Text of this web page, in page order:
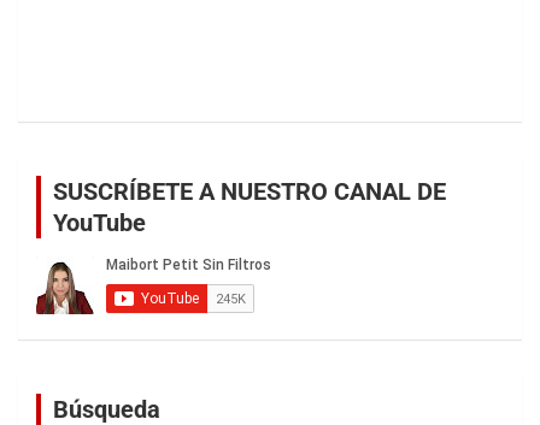
SUSCRÍBETE A NUESTRO CANAL DE
YouTube
Búsqueda